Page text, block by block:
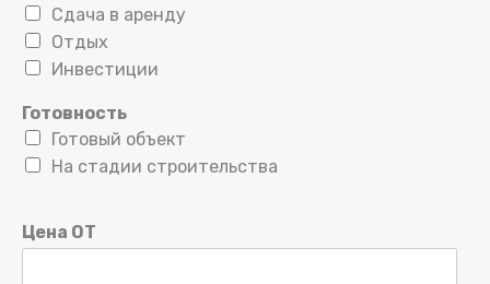
Сдача в аренду
Отдых
Инвестиции
Готовность
Готовый объект
На стадии строительства
Цена ОТ